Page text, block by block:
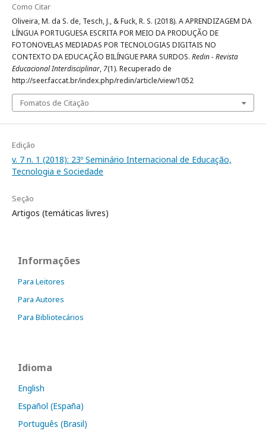
Como Citar
Oliveira, M. da S. de, Tesch, J., & Fuck, R. S. (2018). A APRENDIZAGEM DA
LÍNGUA PORTUGUESA ESCRITA POR MEIO DA PRODUÇÃO DE
FOTONOVELAS MEDIADAS POR TECNOLOGIAS DIGITAIS NO
CONTEXTO DA EDUCAÇÃO BILÍNGUE PARA SURDOS. Redin - Revista
Educacional Interdisciplinar, 7(1). Recuperado de
http://seer.faccat.br/index.php/redin/article/view/1052
Fomatos de Citação
Edição
v. 7 n. 1 (2018): 23º Seminário Internacional de Educação,
Tecnologia e Sociedade
Seção
Artigos (temáticas livres)
Informações
Para Leitores
Para Autores
Para Bibliotecários
Idioma
English
Español (España)
Português (Brasil)